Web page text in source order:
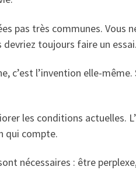
pas très communes. Vous
devriez toujours faire un essai.
c’est l’invention elle-même.
les conditions actuelles.
qui compte.
nécessaires : être